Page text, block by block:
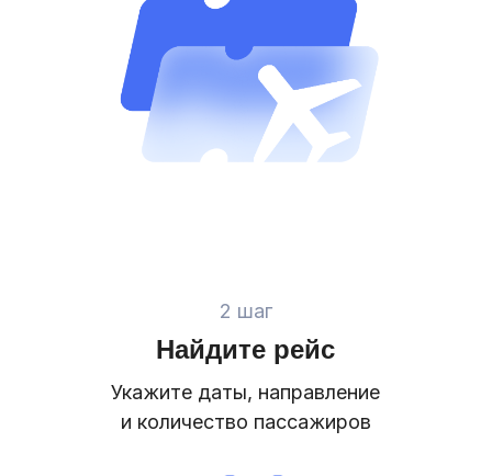
Укажите даты, направление
и количество пассажиров
2 шаг
Найдите рейс